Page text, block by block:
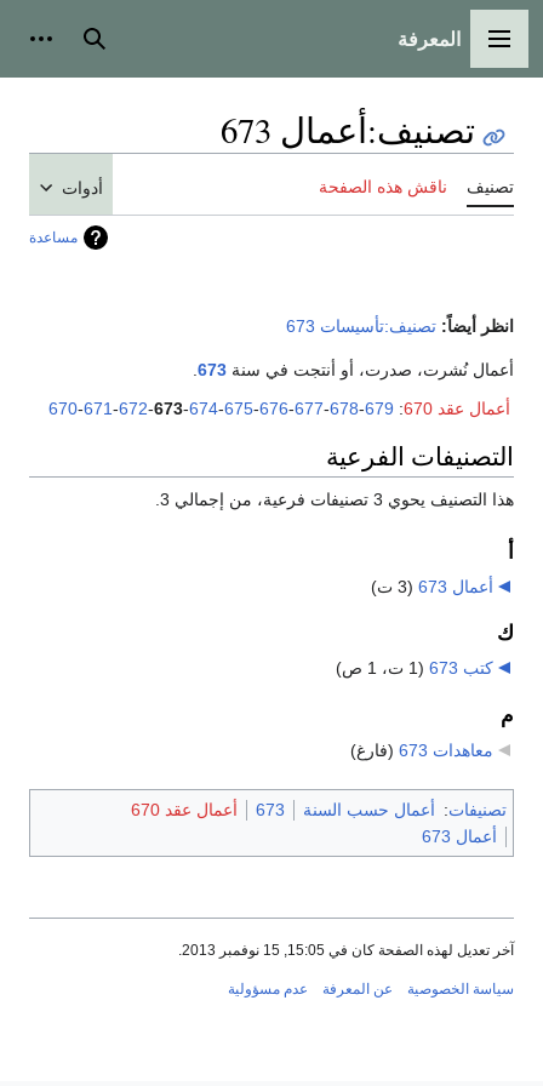
القائمة الرئيسية
المعرفة بحث
تصنيف:أعمال 673
تصنيف ناقش هذه الصفحة أدوات
مساعدة
انظر أيضاً: تصنيف:تأسيسات 673
أعمال نُشرت، صدرت، أو أنتجت في سنة 673
أعمال عقد 670
:
670-671-672-673-674-675-676-677-678-679
التصنيفات الفرعية
هذا التصنيف يحوي 3 تصنيفات فرعية، من إجمالي 3.
أعمال 673 (3 ت)
ك
كتب 673 (1 ت، 1 ص)
م
معاهدات 673 (فارغ)
تصنيفات: أعمال حسب السنة 673
أعمال عقد 670
أعمال 673
آخر تعديل لهذه الصفحة كان في 15:05, 15 نوفمبر 2013.
سياسة الخصوصية عن المعرفة عدم مسؤولية